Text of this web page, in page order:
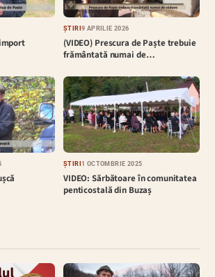
ȘTIRI9 APRILIE 2026
(VIDEO) Prescura de Paște trebuie
frământată numai de…
ȘTIRI1 OCTOMBRIE 2025
VIDEO: Sărbătoare în comunitatea
penticostală din Buzaș